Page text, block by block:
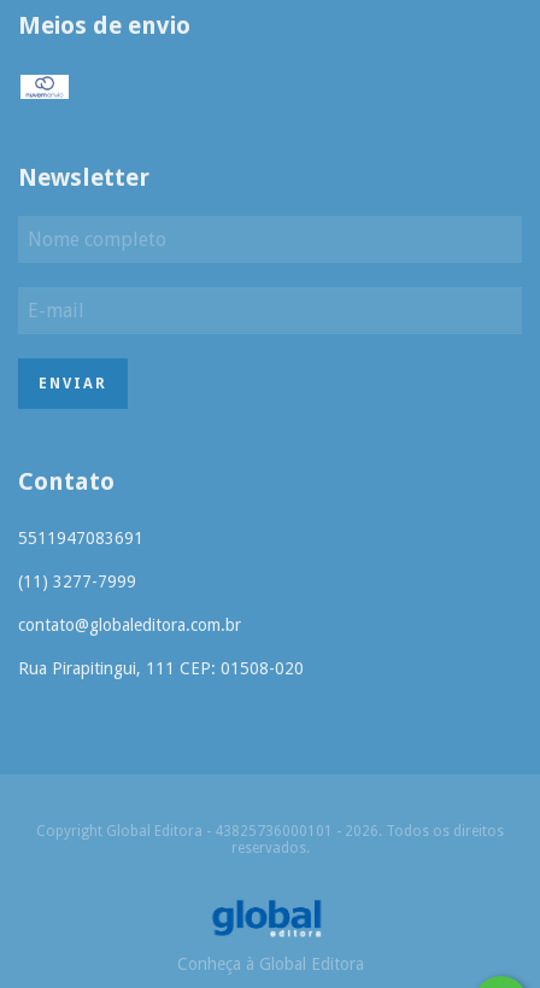
Meios de envio
Newsletter
Contato
5511947083691
(11) 3277-7999
contato@globaleditora.com.br
Rua Pirapitingui, 111 CEP: 01508-020
Copyright Global Editora - 43825736000101 - 2026. Todos os direitos
reservados.
Conheça à Global Editora